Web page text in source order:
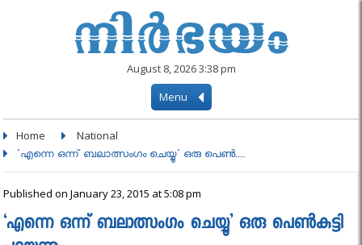
August 8, 2026 3:38 pm
Menu
Home National
'എന്നെ ഒന്ന് ബലാത്സംഗം ചെയ്യൂ' ഒരു പെണ്‍....
Published on January 23, 2015 at 5:08 pm
‘എന്നെ ഒന്ന് ബലാത്സംഗം ചെയ്യൂ’ ഒരു പെണ്‍കുട്ടി